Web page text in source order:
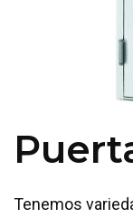
Tenemos